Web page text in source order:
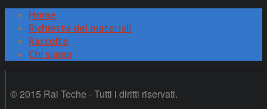
Home
Richiesta dei materiali
Raccolte
Chi siamo
© 2015 Rai Teche - Tutti i diritti riservati.